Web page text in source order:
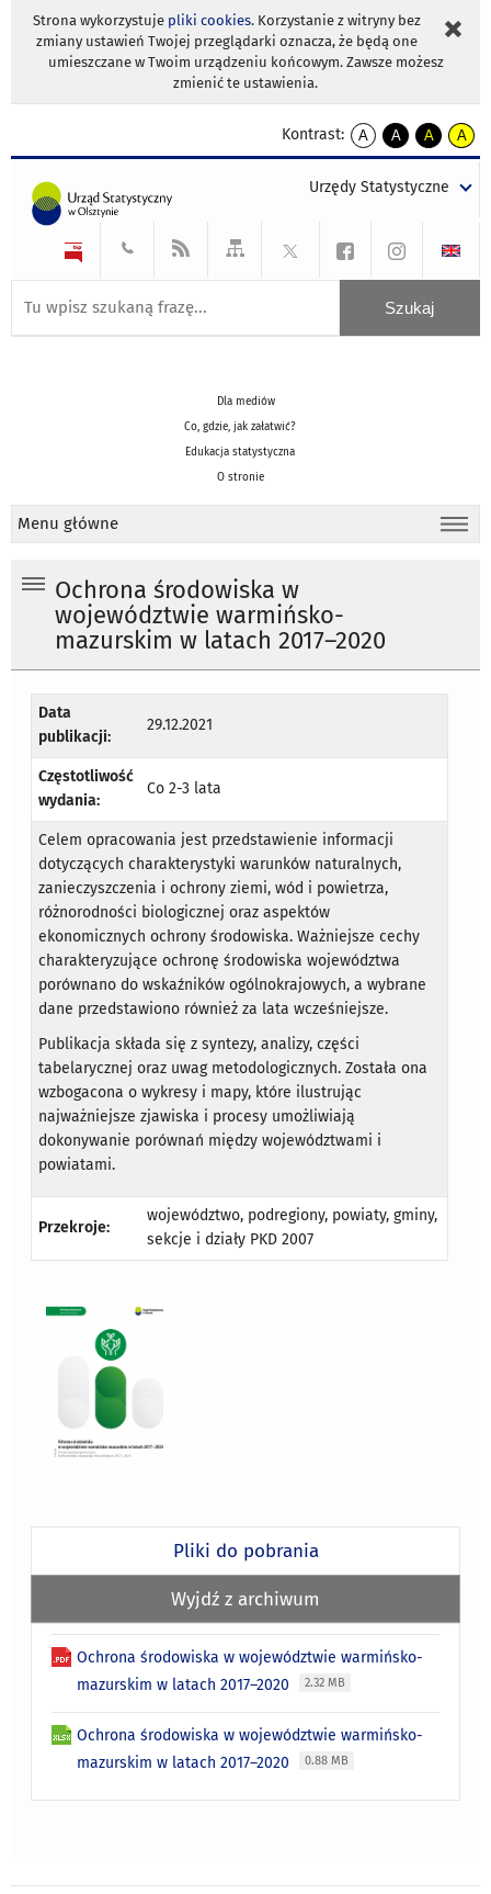
Strona wykorzystuje pliki cookies. Korzystanie z witryny bez
zmiany ustawień Twojej przeglądarki oznacza, że będą one
umieszczane w Twoim urządzeniu końcowym. Zawsze możesz
zmienić te ustawienia.
Kontrast:
A
kontrast
A
kontrast
tekst
czarnym
A
kontrast
tekst
czarnym
A
tekst
żółtym
Urzędy Statystyczne
Dla mediów
Co, gdzie, jak załatwić?
Edukacja statystyczna
O stronie
Menu główne
Ochrona środowiska w
województwie warmińsko-
mazurskim w latach 2017–2020
Data
publikacji:
29.12.2021
Częstotliwość
wydania:
Co 2-3 lata
Celem opracowania jest przedstawienie informacji
dotyczących charakterystyki warunków naturalnych,
zanieczyszczenia i ochrony ziemi, wód i powietrza,
różnorodności biologicznej oraz aspektów
ekonomicznych ochrony środowiska. Ważniejsze cechy
charakteryzujące ochronę środowiska województwa
porównano do wskaźników ogólnokrajowych, a wybrane
dane przedstawiono również za lata wcześniejsze.
Publikacja składa się z syntezy, analizy, części
tabelarycznej oraz uwag metodologicznych. Została ona
wzbogacona o wykresy i mapy, które ilustrując
najważniejsze zjawiska i procesy umożliwiają
dokonywanie porównań między województwami i
powiatami.
Przekroje:
województwo, podregiony, powiaty, gminy,
sekcje i działy PKD 2007
Pliki do pobrania
Wyjdź z archiwum
Ochrona środowiska w województwie warmińsko-
mazurskim w latach 2017–2020
2.32 MB
Ochrona środowiska w województwie warmińsko-
mazurskim w latach 2017–2020
0.88 MB